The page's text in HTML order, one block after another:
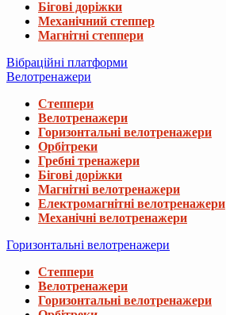
Бігові доріжки
Механічний степпер
Магнітні степпери
Вібраційні платформи
Велотренажери
Степпери
Велотренажери
Горизонтальні велотренажери
Орбітреки
Гребні тренажери
Бігові доріжки
Магнітні велотренажери
Електромагнітні велотренажери
Механічні велотренажери
Горизонтальні велотренажери
Степпери
Велотренажери
Горизонтальні велотренажери